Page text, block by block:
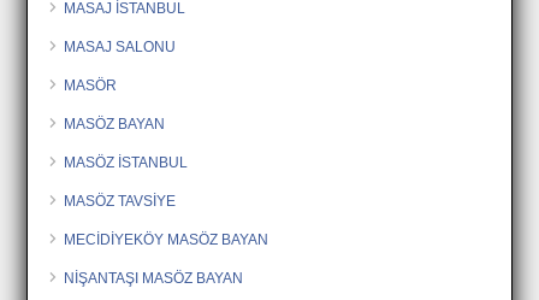
MASAJ İSTANBUL
MASAJ SALONU
MASÖR
MASÖZ BAYAN
MASÖZ İSTANBUL
MASÖZ TAVSİYE
MECİDİYEKÖY MASÖZ BAYAN
NİŞANTAŞI MASÖZ BAYAN